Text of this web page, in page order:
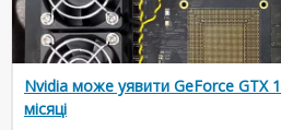
Nvidia може уявити GeForce GTX
місяці